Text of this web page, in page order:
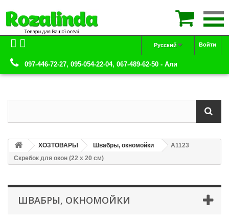
Войти
Русский
097-446-72-27, 095-054-22-04, 067-489-62-50 - Али
ХОЗТОВАРЫ Швабры, окномойки
А1123
Скребок для окон (22 х 20 см)
ШВАБРЫ, ОКНОМОЙКИ
